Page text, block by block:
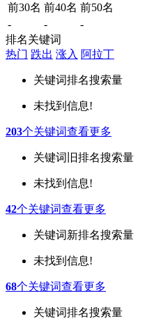
前30名 前40名 前50名
-
-
-
排名关键词
热门 跌出 涨入 阿拉丁
关键词排名搜索量
未找到信息!
203个关键词查看更多
关键词 旧排名搜索量
未找到信息!
42个关键词查看更多
关键词新排名搜索量
未找到信息!
68个关键词查看更多
关键词排名搜索量